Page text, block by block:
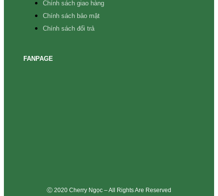
Chính sách giao hàng
Chính sách bảo mật
Chính sách đổi trả
FANPAGE
Ⓒ 2020 Cherry Ngọc – All Rights Are Reserved